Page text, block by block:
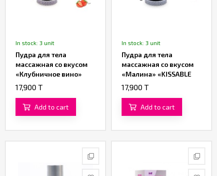
In stock: 3 unit
Пудра для тела
массажная со вкусом
«Клубничное вино»
«KISSABLE MASSAGE
POWDER LUSCIUOS» от
«SHUNGA»
17,900 T
Add to cart
In stock: 3 unit
Пудра для тела
массажная со вкусом
«Малина» «KISSABLE
MASSAGE POWDER
LUSCIUOS» от
«SHUNGA»
17,900 T
Add to cart